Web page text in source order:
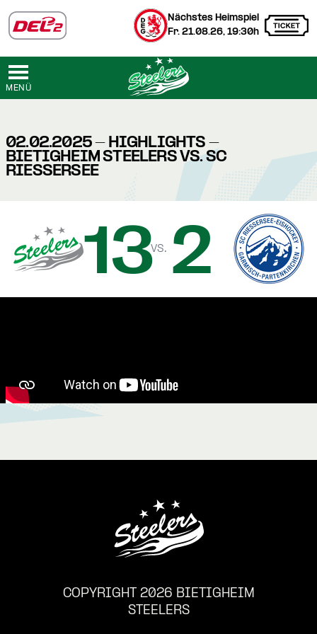
Nächstes Heimspiel
Fr. 21.08.26, 19:30h
MENÜ
02.02.2025 - HIGHLIGHTS -
BIETIGHEIM STEELERS VS. SC
RIESSERSEE
13vs. 2
COPYRIGHT 2026 BIETIGHEIM
STEELERS